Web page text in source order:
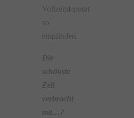
Vollzeitdeputat
so
empfinden.
Die
schönste
Zeit
verbracht
mit…?